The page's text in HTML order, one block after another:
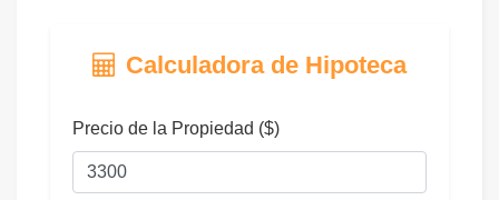
Calculadora de Hipoteca
Precio de la Propiedad ($)